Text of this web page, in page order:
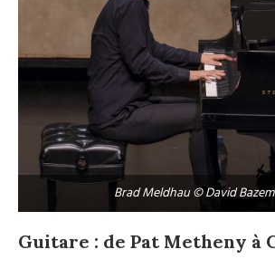
Brad Meldhau © David
Guitare : de Pat Metheny à